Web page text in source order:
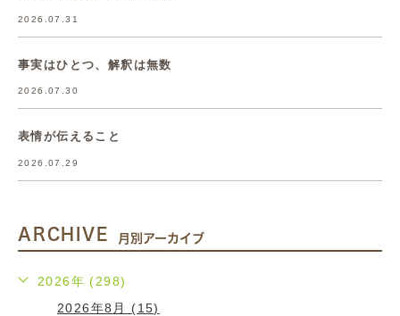
2026.07.31
事実はひとつ、解釈は無数
2026.07.30
表情が伝えること
2026.07.29
ARCHIVE 月別アーカイブ
2026年 (298)
2026年8月 (15)